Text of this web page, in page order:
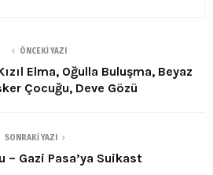
ÖNCEKI YAZI
Elma, Oğulla Buluşma, Beyaz
Çocuğu, Deve Gözü
SONRAKI YAZI
– Gazi Pasa’ya Suikast